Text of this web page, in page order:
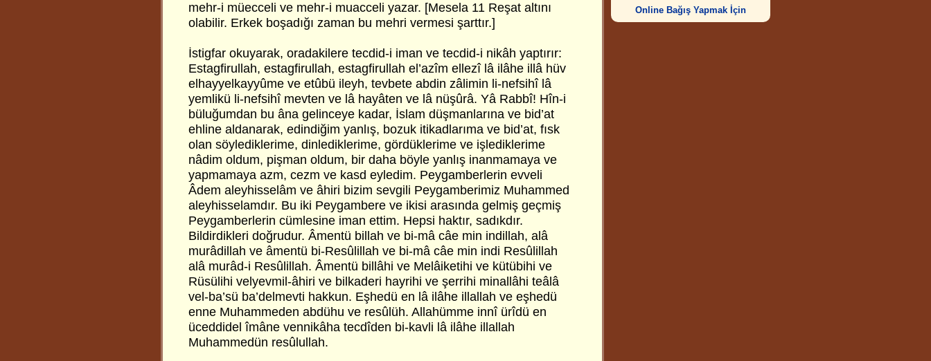
mehr-i müecceli ve mehr-i muacceli yazar. [Mesela 11 Reşat altını
olabilir. Erkek boşadığı zaman bu mehri vermesi şarttır.]
İstigfar okuyarak, oradakilere tecdid-i iman ve tecdid-i nikâh yaptırır:
Estagfirullah, estagfirullah, estagfirullah el’azîm ellezî lâ ilâhe illâ hüv
elhayyelkayyûme ve etûbü ileyh, tevbete abdin zâlimin li-nefsihî lâ
yemlikü li-nefsihî mevten ve lâ hayâten ve lâ nüşûrâ. Yâ Rabbî! Hîn-i
büluğumdan bu âna gelinceye kadar, İslam düşmanlarına ve bid’at
ehline aldanarak, edindiğim yanlış, bozuk itikadlarıma ve bid’at, fısk
olan söylediklerime, dinlediklerime, gördüklerime ve işlediklerime
nâdim oldum, pişman oldum, bir daha böyle yanlış inanmamaya ve
yapmamaya azm, cezm ve kasd eyledim. Peygamberlerin evveli
Âdem aleyhisselâm ve âhiri bizim sevgili Peygamberimiz Muhammed
aleyhisselamdır. Bu iki Peygambere ve ikisi arasında gelmiş geçmiş
Peygamberlerin cümlesine iman ettim. Hepsi haktır, sadıkdır.
Bildirdikleri doğrudur. Âmentü billah ve bi-mâ câe min indillah, alâ
murâdillah ve âmentü bi-Resûlillah ve bi-mâ câe min indi Resûlillah
alâ murâd-i Resûlillah. Âmentü billâhi ve Melâiketihi ve kütübihi ve
Rüsülihi velyevmil-âhiri ve bilkaderi hayrihi ve şerrihi minallâhi teâlâ
vel-ba’sü ba’delmevti hakkun. Eşhedü en lâ ilâhe illallah ve eşhedü
enne Muhammeden abdühu ve resûlüh. Allahümme innî ürîdü en
üceddidel îmâne vennikâha tecdîden bi-kavli lâ ilâhe illallah
Muhammedün resûlullah.
Online Bağış Yapmak İçin